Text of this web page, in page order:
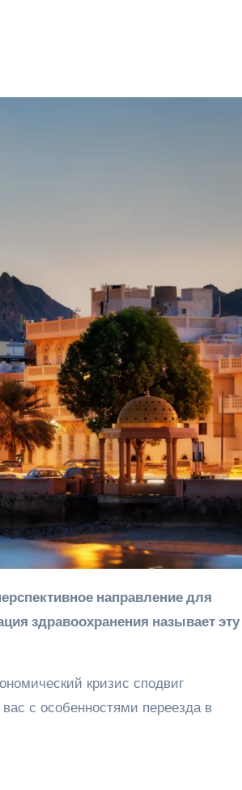
здравоохранения называет эту
кризис сподвиг
с особенностями переезда в